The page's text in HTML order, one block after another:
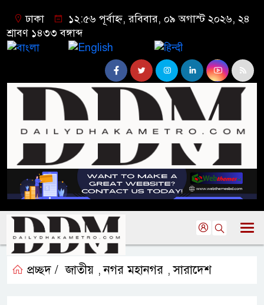
ঢাকা
১২:৫৬ পূর্বাহ্ন, রবিবার, ০৯ অগাস্ট ২০২৬, ২৪
শ্রাবণ ১৪৩৩ বঙ্গাব্দ
প্রচ্ছদ / জাতীয় ,নগর মহানগর ,সারাদেশ